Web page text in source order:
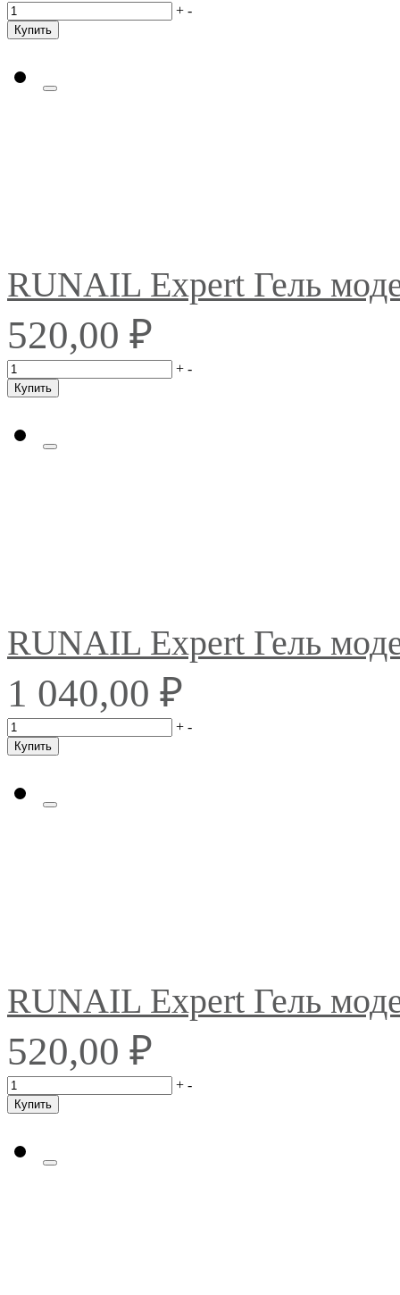
+ -
Купить
RUNAIL Expert Гель
520,00 ₽
+ -
Купить
RUNAIL Expert Гель
1 040,00 ₽
+ -
Купить
RUNAIL Expert Гель
520,00 ₽
+ -
Купить